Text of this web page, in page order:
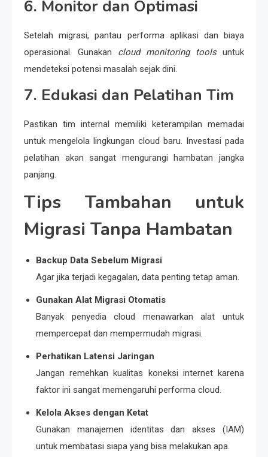
6. Monitor dan Optimasi
Setelah migrasi, pantau performa aplikasi dan biaya
operasional. Gunakan cloud monitoring toolsuntuk
mendeteksi potensi masalah sejak dini.
7. Edukasi dan Pelatihan Tim
Pastikan tim internal memiliki keterampilan memadai
untuk mengelola lingkungan cloud baru. Investasi pada
pelatihan akan sangat mengurangi hambatan jangka
panjang.
Tips Tambahan untuk
Migrasi Tanpa Hambatan
Backup Data Sebelum Migrasi
Agar jika terjadi kegagalan, data penting tetap aman.
Gunakan Alat Migrasi Otomatis
Banyak penyedia cloud menawarkan alat untuk
mempercepat dan mempermudah migrasi.
Perhatikan Latensi Jaringan
Jangan remehkan kualitas koneksi internet karena
faktor ini sangat memengaruhi performa cloud.
Kelola Akses dengan Ketat
Gunakan manajemen identitas dan akses (IAM)
untuk membatasi siapa yang bisa melakukan apa.